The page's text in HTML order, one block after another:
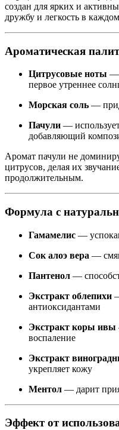
создан для ярких и
дружбу и легкость в
Ароматическая
Цитрусовые ноты —
первое утреннее
Морская соль —
Пачули —
добавляющий
Аромат пачули не
цитрусов, делая их
продолжительным.
Формула с
Гамамелис —
Сок алоэ вера —
Пантенол —
Экстракт облепихи
антиоксидантами
Экстракт коры ивы
воспаление
Экстракт
укрепляет кожу
Ментол — дарит
Эффект от